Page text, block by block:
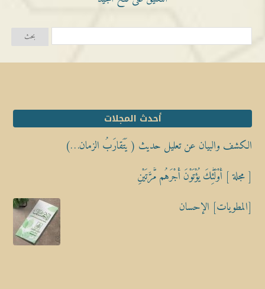
أحدث المجلات
الكشف والبيان عن تعليل حديث ( يَتَقارَبُ الزمان…)
[ مجلة ] أُوْلَٰٓئِكَ يُؤْتَوْنَ أَجْرَهُم مَّرَّتَيْنِ
[المطويات] الإحسان